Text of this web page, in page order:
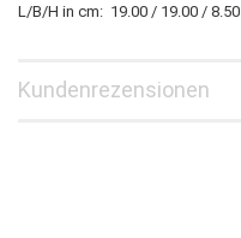
L/B/H in cm: 19.00 / 19.00 / 8.50
Kundenrezensionen